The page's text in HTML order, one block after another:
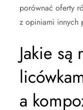
porównać oferty
z opiniami innych
Jakie
a